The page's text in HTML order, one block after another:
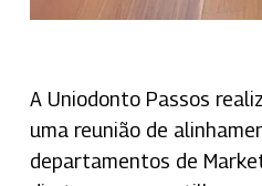
A Uniodonto Passos
uma reunião de
departamentos de